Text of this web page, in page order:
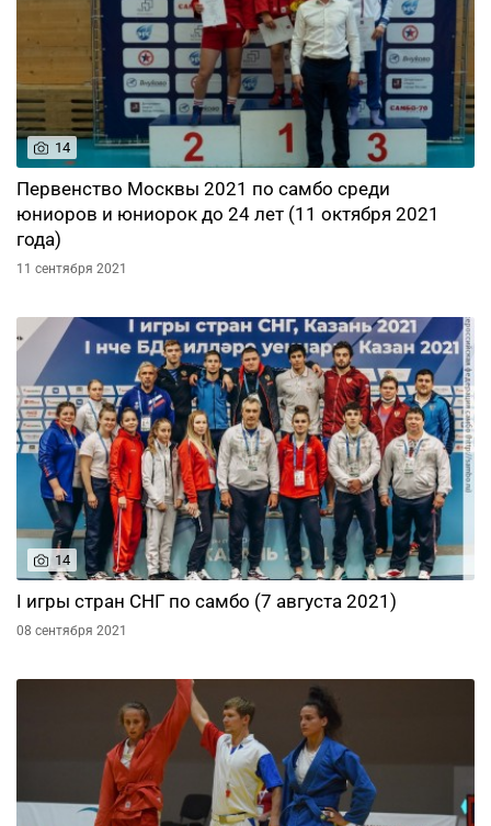
14
Первенство Москвы 2021 по самбо среди
юниоров и юниорок до 24 лет (11 октября 2021
года)
11 сентября 2021
14
I игры стран СНГ по самбо (7 августа 2021)
08 сентября 2021